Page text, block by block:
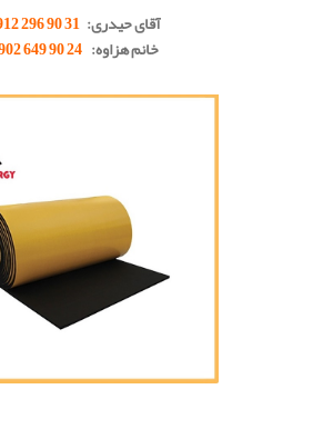
آقای حیدری: 31 90 296 0912
خانم هزاوه: 24 90 649 0902